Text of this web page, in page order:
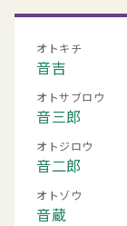
オトキチ
音吉
オトサブロウ
音三郎
オトジロウ
音二郎
オトゾウ
音蔵